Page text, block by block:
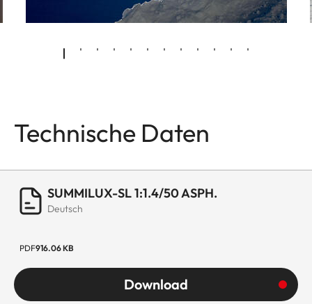
Technische Daten
SUMMILUX-SL 1:1.4/50 ASPH.
Deutsch
PDF916.06 KB
Download